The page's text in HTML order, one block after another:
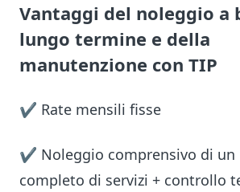
Vantaggi del noleggio a
lungo termine e della
manutenzione con TIP
✔ Rate mensili fisse
✔ Noleggio comprensivo di un
completo di servizi + controllo